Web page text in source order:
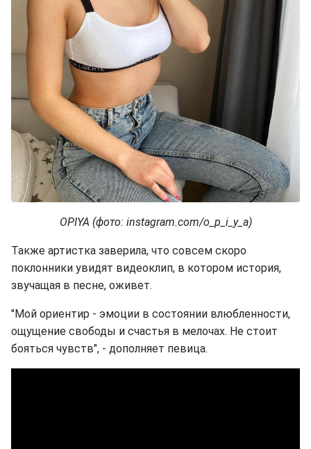
OPIYA (фото: instagram.com/o_p_i_y_a)
Также артистка заверила, что совсем скоро
поклонники увидят видеоклип, в котором история,
звучащая в песне, оживет.
"Мой ориентир - эмоции в состоянии влюбленности,
ощущение свободы и счастья в мелочах. Не стоит
бояться чувств", - дополняет певица.